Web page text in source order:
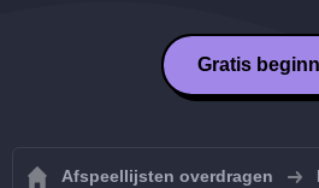
Gratis
Afspeellijsten overdragen